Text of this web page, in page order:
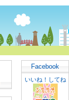
Facebook
いいね！してね